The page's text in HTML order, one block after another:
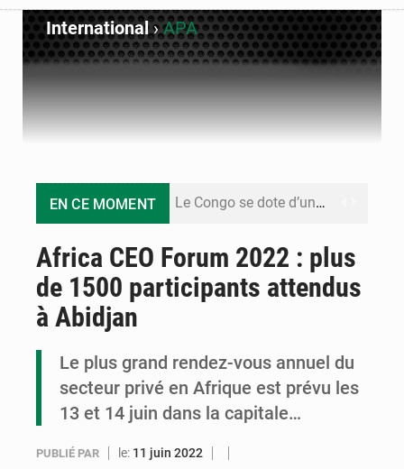
International›APA
EN CE MOMENT Le Congo se dote d’un programme national pour valoriser les produits forestiers non ligneux
Congo-Électricité : la BAD renforce son appui pour accélérer les investissements
Cémac : la Commission présente à Denis Sassou N’Guesso sa feuille de route
Compétitions africaines : la CAF ferme la porte à l’AC Léopards et à l’AS Otohô
Africa CEO Forum 2022 : plus
de 1500 participants attendus
à Abidjan
Le plus grand rendez-vous annuel du
secteur privé en Afrique est prévu les
13 et 14 juin dans la capitale…
PUBLIÉ PAR le: 11 juin 2022